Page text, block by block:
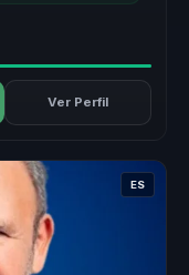
Ver Perfil
ES